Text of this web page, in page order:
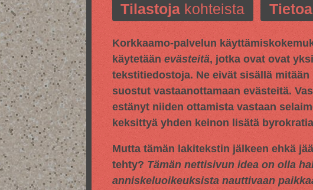
Tilastoja kohteista Tietoa
Korkkaamo-palvelun
käytetään evästeitä, jotka ovat ovat
tekstitiedostoja. Ne eivät sisällä
suostut vastaanottamaan evästeitä.
estänyt niiden ottamista vastaan
keksittyä yhden keinon lisätä
Mutta tämän lakitekstin jälkeen ehkä
tehty? Tämän nettisivun idea on olla
anniskeluoikeuksista nauttivaan